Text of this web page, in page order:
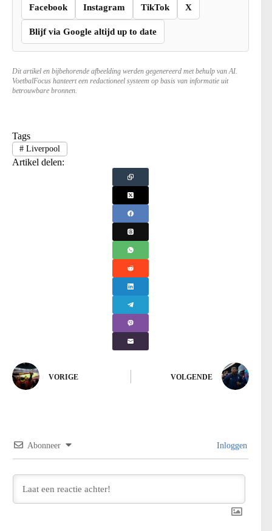
Facebook Instagram TikTok X
Blijf via Google altijd up to date
Dit artikel en bijbehorende afbeelding werden gegenereerd met behulp van AI.
VoetbalFocus hanteert een redactioneel systeem op basis van informatie uit
betrouwbare bronnen.
Tags
#Liverpool
Artikel delen:
VORIGE VOLGENDE
Abonneer Inloggen